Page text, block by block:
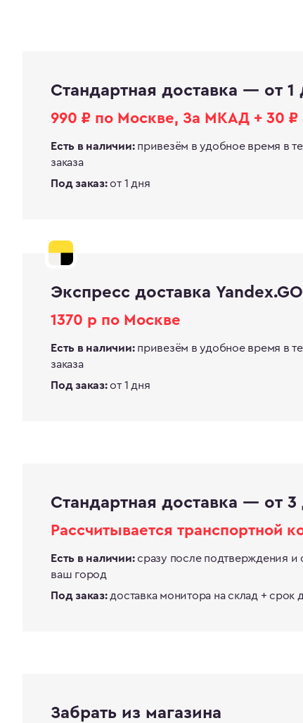
Стандартная доставка — от 1
990 ₽ по Москве, За МКАД + 30 ₽
Есть в наличии:привезём в удобное время в
заказа
Под заказ:от 1 дня
Экспресс доставка
1370 р по Москве
Есть в наличии:привезём в удобное время в
заказа
Под заказ:от 1 дня
Стандартная доставка — от 3
Рассчитывается транспортной
Есть в наличии:сразу после подтверждения и
ваш город
Под заказ:доставка монитора на склад + срок
Забрать из магазина